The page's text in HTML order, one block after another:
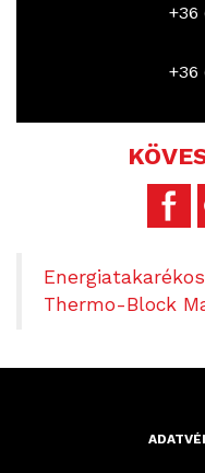
+36
+36
Thermo-Block